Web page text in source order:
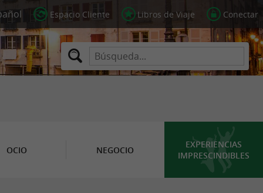
Espacio Cliente Libros de Viaje Conectar
OCIO NEGOCIO
EXPERIENCIAS
IMPRESCINDIBLES